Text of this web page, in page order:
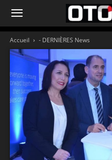
Accueil - DERNIÈRES News